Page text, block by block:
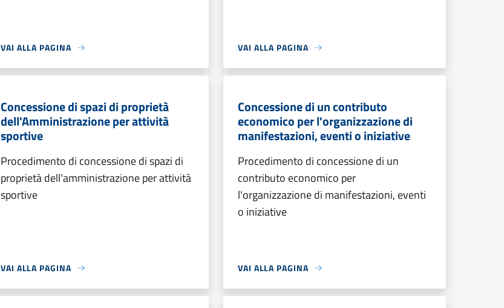
VAI ALLA PAGINA VAI ALLA PAGINA
Concessione di spazi di proprietà
dell'Amministrazione per attività
sportive
Procedimento di concessione di spazi di
proprietà dell'amministrazione per attività
sportive
VAI ALLA PAGINA
Concessione di un contributo
economico per l'organizzazione di
manifestazioni, eventi o iniziative
Procedimento di concessione di un
contributo economico per
l'organizzazione di manifestazioni, eventi
o iniziative
VAI ALLA PAGINA